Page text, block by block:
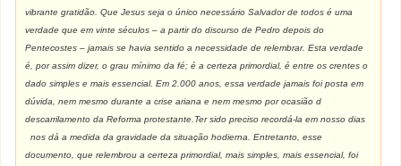
vibrante gratidão. Que Jesus seja o único necessário Salvador de todos é uma
verdade que em vinte séculos – a partir do discurso de Pedro depois do
Pentecostes – jamais se havia sentido a necessidade de relembrar. Esta verdade
é, por assim dizer, o grau mínimo da fé; é a certeza primordial, é entre os crentes o
dado simples e mais essencial. Em 2.000 anos, essa verdade jamais foi posta em
dúvida, nem mesmo durante a crise ariana e nem mesmo por ocasião d
descarrilamento da Reforma protestante.Ter sido preciso recordá-la em nosso dias
nos dá a medida da gravidade da situação hodierna. Entretanto, esse
documento, que relembrou a certeza primordial, mais simples, mais essencial, foi